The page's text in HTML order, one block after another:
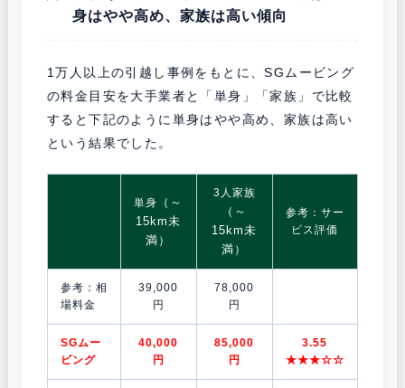
身はやや高め、家族は高い傾向
1万人以上の引越し事例をもとに、SGムービング
の料金目安を大手業者と「単身」「家族」で比較
すると下記のように単身はやや高め、家族は高い
という結果でした。
単身
（～
15km未
満）
3人家族
（～
15km未
満）
参考：サー
ビス評価
参考：相
場料金
39,000
円
78,000
円
SGムー
ビング
40,000
円
85,000
円
3.55
★★★☆☆